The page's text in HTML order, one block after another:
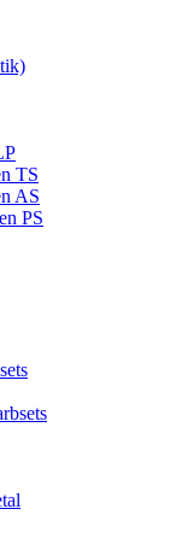
TS
AS
PS